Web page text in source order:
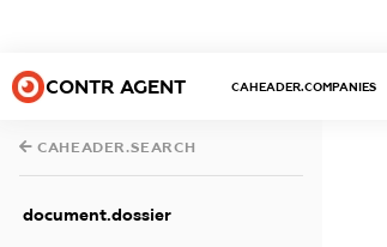
CONTR AGENT CAHEADER.COMPANIES
CAHEADER.SEARCH
document.dossier